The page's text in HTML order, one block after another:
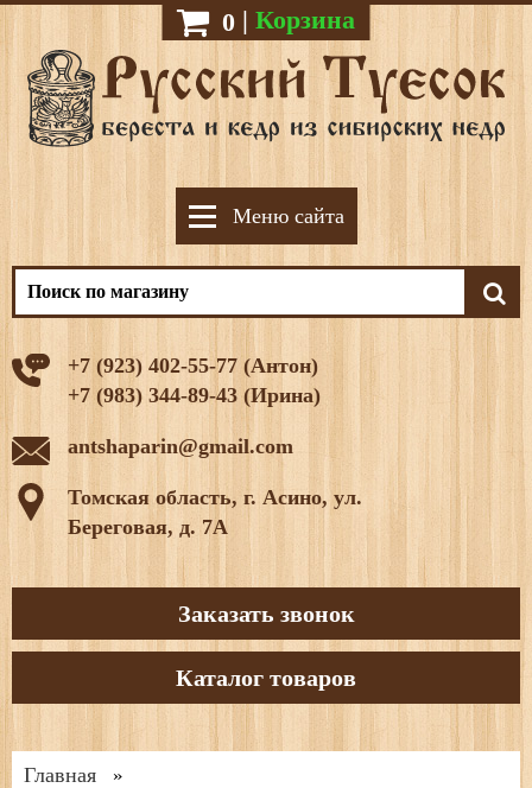
0 | Корзина
Меню сайта
+7 (923) 402-55-77 (Антон)
+7 (983) 344-89-43 (Ирина)
antshaparin@gmail.com
Томская область, г. Асино, ул.
Береговая, д. 7А
Заказать звонок
Каталог товаров
Главная »